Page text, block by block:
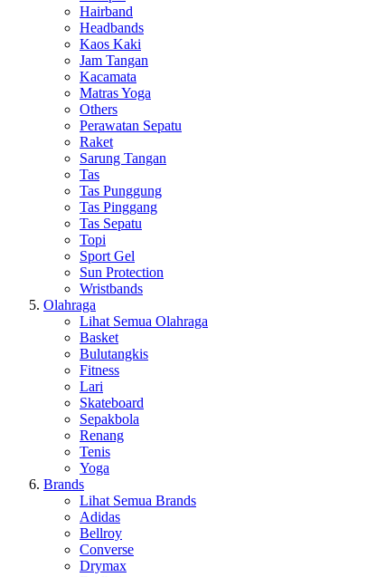
Hairband
Headbands
Kaos Kaki
Jam Tangan
Kacamata
Matras Yoga
Others
Perawatan Sepatu
Raket
Sarung Tangan
Tas
Tas Punggung
Tas Pinggang
Tas Sepatu
Topi
Sport Gel
Sun Protection
Wristbands
Olahraga
Lihat Semua Olahraga
Basket
Bulutangkis
Fitness
Lari
Skateboard
Sepakbola
Renang
Tenis
Yoga
Brands
Lihat Semua Brands
Adidas
Bellroy
Converse
Drymax